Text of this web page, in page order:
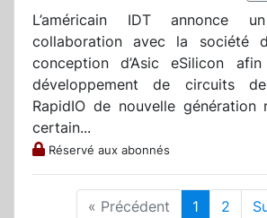
L’américain IDT annonce
collaboration avec la société
conception d’Asic eSilicon afin
développement de circuits
RapidIO de nouvelle génération
certain...
Réservé aux abonnés
« Précédent 1 2